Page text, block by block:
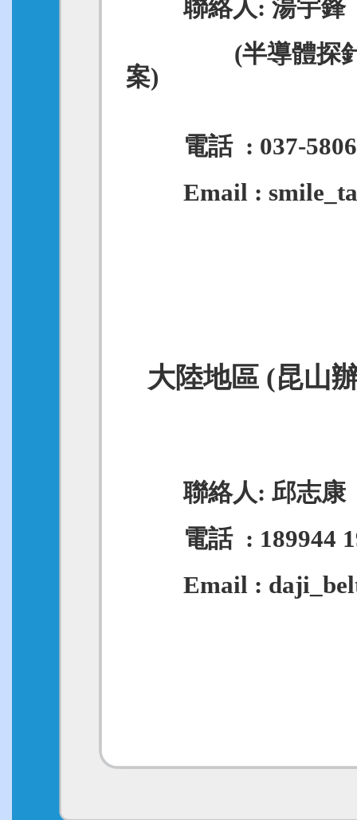
聯絡人: 湯宇鋒
(半導體探針卡
案)
電話 : 037-
Email :
大陸地區 (昆山
聯絡人: 邱志康
電話 : 189944
Email :